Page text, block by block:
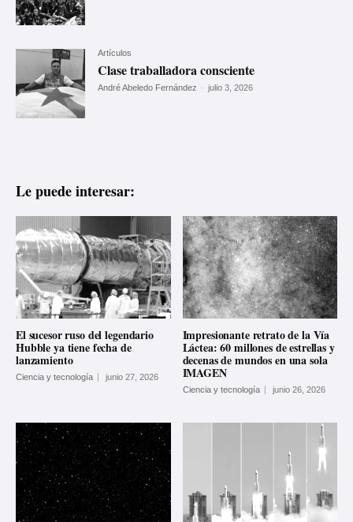
Artículos
Clase traballadora consciente
André Abeledo Fernández - julio 3, 2026
Le puede interesar:
El sucesor ruso del legendario
Hubble ya tiene fecha de
lanzamiento
Ciencia y tecnología junio 27, 2026
Impresionante retrato de la Vía
Láctea: 60 millones de estrellas y
decenas de mundos en una sola
IMAGEN
Ciencia y tecnología junio 26, 2026